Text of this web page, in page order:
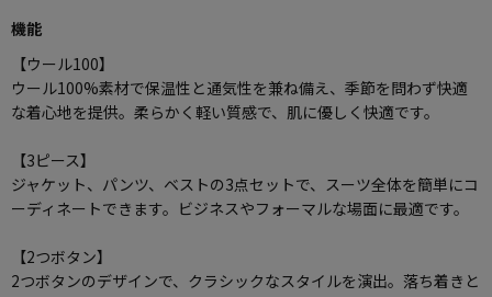
機能
【ウール100】
ウール100%素材で保温性と通気性を兼ね備え、季節を問わず快適
な着心地を提供。柔らかく軽い質感で、肌に優しく快適です。
【3ピース】
ジャケット、パンツ、ベストの3点セットで、スーツ全体を簡単にコ
ーディネートできます。ビジネスやフォーマルな場面に最適です。
【2つボタン】
2つボタンのデザインで、クラシックなスタイルを演出。落ち着きと